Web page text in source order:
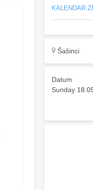
KALENDAR
Šašinci
Datum
Sunday